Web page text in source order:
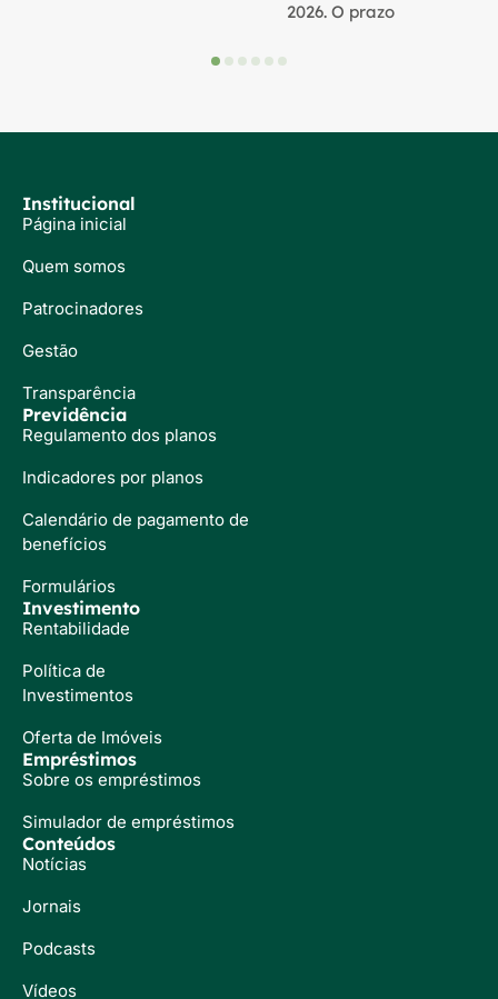
2026. O prazo
Institucional
Página inicial
Quem somos
Patrocinadores
Gestão
Transparência
Previdência
Regulamento dos planos
Indicadores por planos
Calendário de pagamento de
benefícios
Formulários
Investimento
Rentabilidade
Política de
Investimentos
Oferta de Imóveis
Empréstimos
Sobre os empréstimos
Simulador de empréstimos
Conteúdos
Notícias
Jornais
Podcasts
Vídeos